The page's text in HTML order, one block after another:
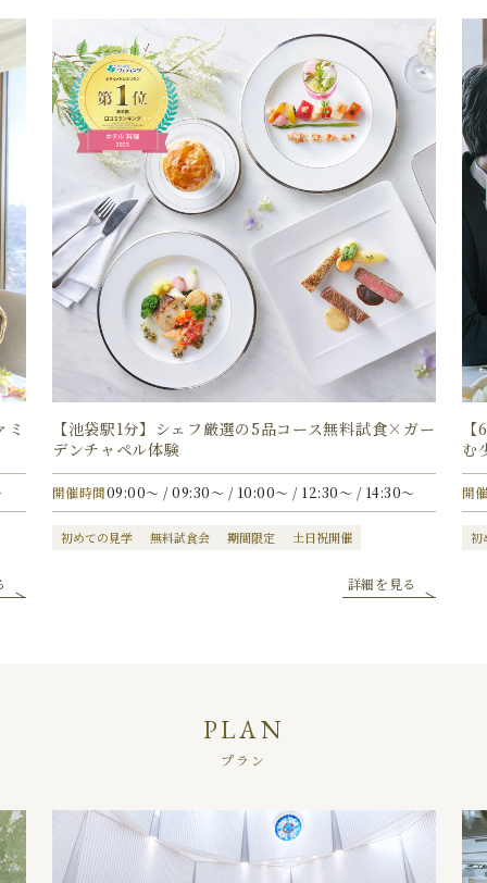
【池袋駅1分】シェフ厳選の5品コース無料試食×ガー
デンチャペル体験
開催時間09:00〜 / 09:30〜 / 10:00〜 / 12:30〜 / 14:30〜
初めての見学 無料試食会 期間限定 土日祝開催
詳細を見る
む
開
初
PLAN
プラン